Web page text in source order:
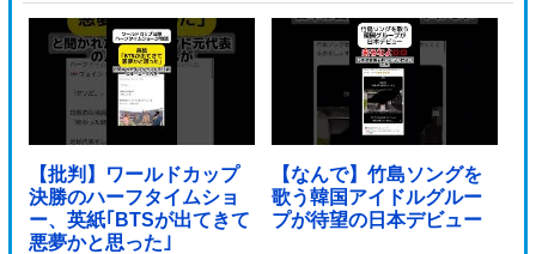
【批判】ワールドカップ
決勝のハーフタイムショ
ー、英紙｢BTSが出てきて
悪夢かと思った｣
【なんで】竹島ソングを
歌う韓国アイドルグルー
プが待望の日本デビュー